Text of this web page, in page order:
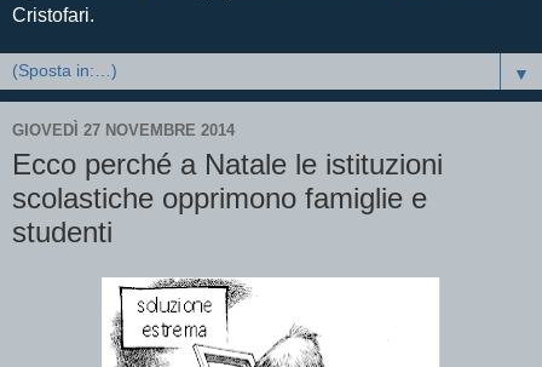
Cristofari.
▼
GIOVEDÌ 27 NOVEMBRE 2014
Ecco perché a Natale le istituzioni
scolastiche opprimono famiglie e
studenti